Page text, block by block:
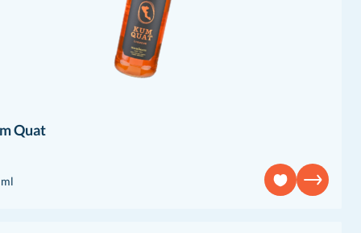
Quat